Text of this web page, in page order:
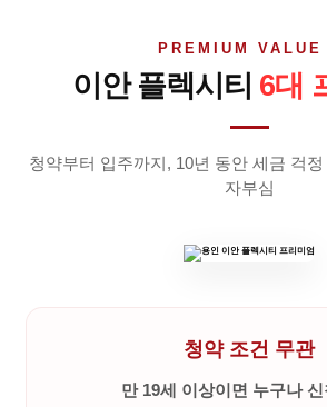
PREMIUM VALUE
이안 플렉시티 6대
청약부터 입주까지, 10년 동안 세금 걱
자부심
청약 조건 무관
만 19세 이상이면 누구나